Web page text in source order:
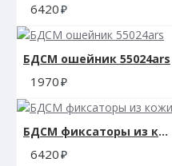
6420
БДСМ ошейник 55024ars
1970
БДСМ фиксаторы из кожи 53013ars
6420